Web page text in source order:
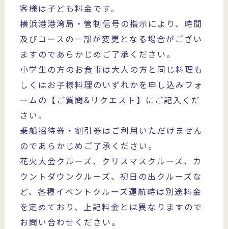
客様は子ども料金です。
横浜港港湾局・管制信号の指示により、時間
及びコースの一部が変更となる場合がござい
ますのであらかじめご了承ください。
小学生の方のお食事は大人の方と同じ料理も
しくはお子様料理のいずれかを申し込みフォ
ームの【ご質問&リクエスト】にご記入くだ
さい。
乗船招待券・割引券はご利用いただけません
のであらかじめご了承ください。
花火大会クルーズ、クリスマスクルーズ、カ
ウントダウンクルーズ、初日の出クルーズな
ど、各種イベントクルーズ運航時は別途料金
を定めており、上記料金とは異なりますので
お問い合わせください。